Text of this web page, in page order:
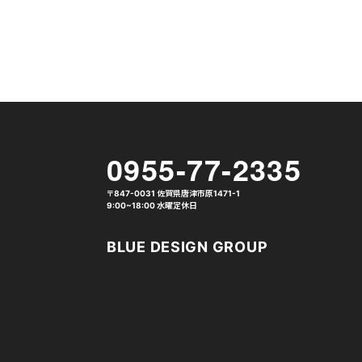
0955-77-2335
〒847-0031 佐賀県唐津市原1471-1
9:00~18:00 水曜定休日
BLUE DESIGN GROUP